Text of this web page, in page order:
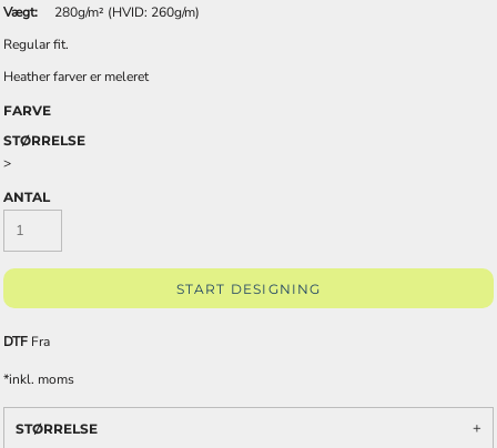
Vægt: 280g/m² (HVID: 260g/m)
Regular fit.
Heather farver er meleret
FARVE
STØRRELSE
>
ANTAL
START DESIGNING
DTF Fra
*inkl. moms
STØRRELSE